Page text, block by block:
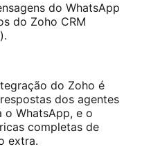
do WhatsApp
do Zoho CRM
do Zoho é
dos agentes
o WhatsApp, e o
completas de
extra.